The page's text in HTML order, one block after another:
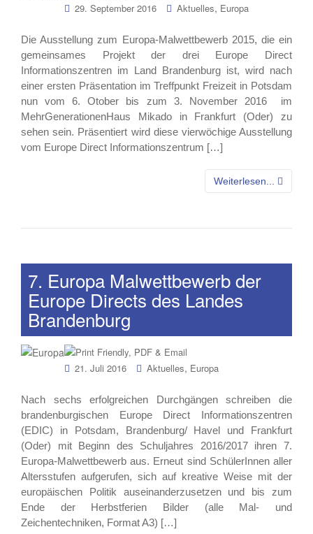
29. September 2016 Aktuelles, Europa
Die Ausstellung zum Europa-Malwettbewerb 2015, die ein
gemeinsames Projekt der drei Europe Direct
Informationszentren im Land Brandenburg ist, wird nach
einer ersten Präsentation im Treffpunkt Freizeit in Potsdam
nun vom 6. Otober bis zum 3. November 2016 im
MehrGenerationenHaus Mikado in Frankfurt (Oder) zu
sehen sein. Präsentiert wird diese vierwöchige Ausstellung
vom Europe Direct Informationszentrum […]
Weiterlesen...
7. Europa Malwettbewerb der
Europe Directs des Landes
Brandenburg
21. Juli 2016 Aktuelles, Europa
Nach sechs erfolgreichen Durchgängen schreiben die
brandenburgischen Europe Direct Informationszentren
(EDIC) in Potsdam, Brandenburg/ Havel und Frankfurt
(Oder) mit Beginn des Schuljahres 2016/2017 ihren 7.
Europa-Malwettbewerb aus. Erneut sind SchülerInnen aller
Altersstufen aufgerufen, sich auf kreative Weise mit der
europäischen Politik auseinanderzusetzen und bis zum
Ende der Herbstferien Bilder (alle Mal- und
Zeichentechniken, Format A3) […]